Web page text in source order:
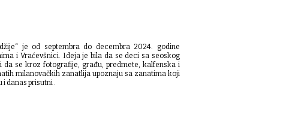
je od septembra do decembra 2024. godine
i Vraćevšnici. Ideja je bila da se deci sa seoskog
da se kroz fotografije, građu, predmete, kalfenska i
milanovačkih zanatlija upoznaju sa zanatima koji
i danas prisutni .